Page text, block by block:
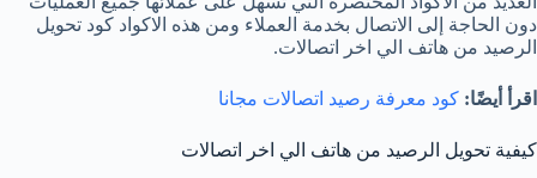
دون الحاجة إلى الاتصال بخدمة العملاء ومن هذه الاكواد كود تحويل
الرصيد من هاتف الي اخر اتصالات.
اقرأ أيضًا: كود معرفة رصيد اتصالات مجانا
كيفية تحويل الرصيد من هاتف الي اخر اتصالات